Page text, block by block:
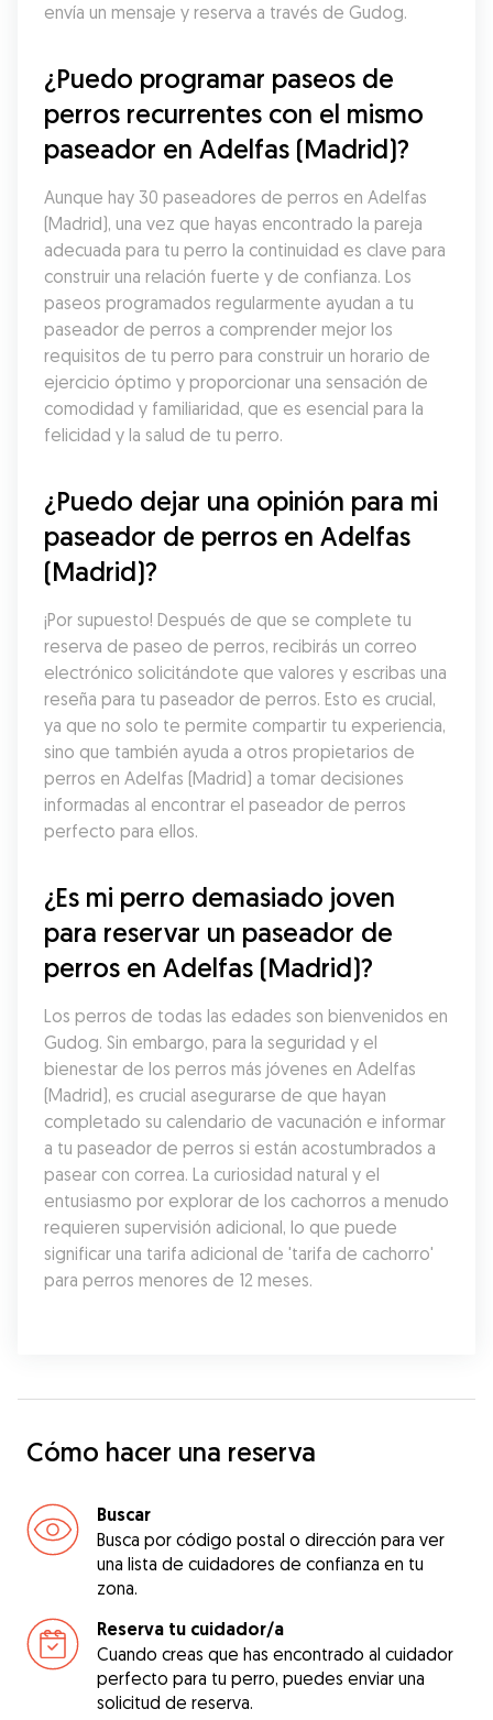
envía un mensaje y reserva a través de Gudog.
¿Puedo programar paseos de
perros recurrentes con el mismo
paseador en Adelfas (Madrid)?
Aunque hay 30 paseadores de perros en Adelfas
(Madrid), una vez que hayas encontrado la pareja
adecuada para tu perro la continuidad es clave para
construir una relación fuerte y de confianza. Los
paseos programados regularmente ayudan a tu
paseador de perros a comprender mejor los
requisitos de tu perro para construir un horario de
ejercicio óptimo y proporcionar una sensación de
comodidad y familiaridad, que es esencial para la
felicidad y la salud de tu perro.
¿Puedo dejar una opinión para mi
paseador de perros en Adelfas
(Madrid)?
¡Por supuesto! Después de que se complete tu
reserva de paseo de perros, recibirás un correo
electrónico solicitándote que valores y escribas una
reseña para tu paseador de perros. Esto es crucial,
ya que no solo te permite compartir tu experiencia,
sino que también ayuda a otros propietarios de
perros en Adelfas (Madrid) a tomar decisiones
informadas al encontrar el paseador de perros
perfecto para ellos.
¿Es mi perro demasiado joven
para reservar un paseador de
perros en Adelfas (Madrid)?
Los perros de todas las edades son bienvenidos en
Gudog. Sin embargo, para la seguridad y el
bienestar de los perros más jóvenes en Adelfas
(Madrid), es crucial asegurarse de que hayan
completado su calendario de vacunación e informar
a tu paseador de perros si están acostumbrados a
pasear con correa. La curiosidad natural y el
entusiasmo por explorar de los cachorros a menudo
requieren supervisión adicional, lo que puede
significar una tarifa adicional de 'tarifa de cachorro'
para perros menores de 12 meses.
Cómo hacer una reserva
Buscar
Busca por código postal o dirección para ver
una lista de cuidadores de confianza en tu
zona.
Reserva tu cuidador/a
Cuando creas que has encontrado al cuidador
perfecto para tu perro, puedes enviar una
solicitud de reserva.